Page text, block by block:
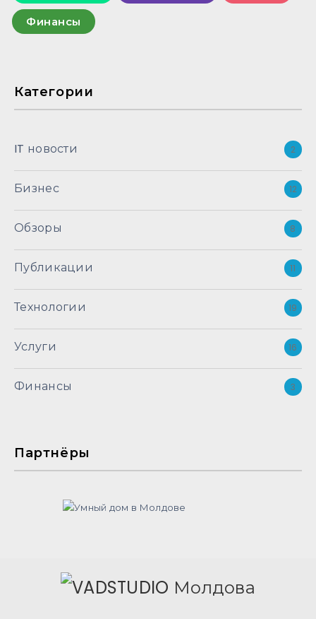
Финансы
Категории
IT новости 2
Бизнес 12
Обзоры 8
Публикации 11
Технологии 19
Услуги 16
Финансы 3
Партнёры